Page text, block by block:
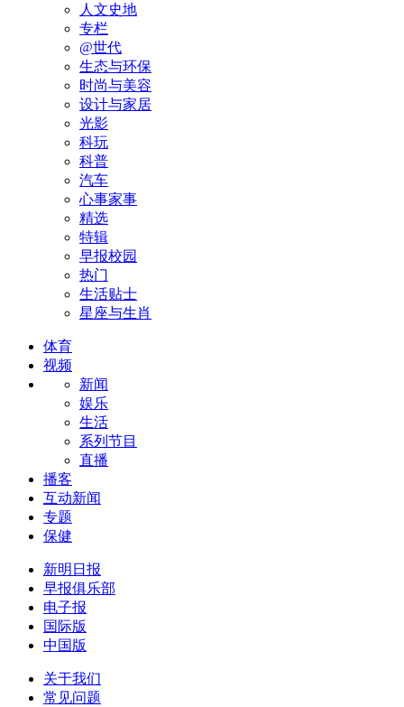
人文史地
专栏
@世代
生态与环保
时尚与美容
设计与家居
光影
科玩
科普
汽车
心事家事
精选
特辑
早报校园
热门
生活贴士
星座与生肖
体育
视频
新闻
娱乐
生活
系列节目
直播
播客
互动新闻
专题
保健
新明日报
早报俱乐部
电子报
国际版
中国版
关于我们
常见问题